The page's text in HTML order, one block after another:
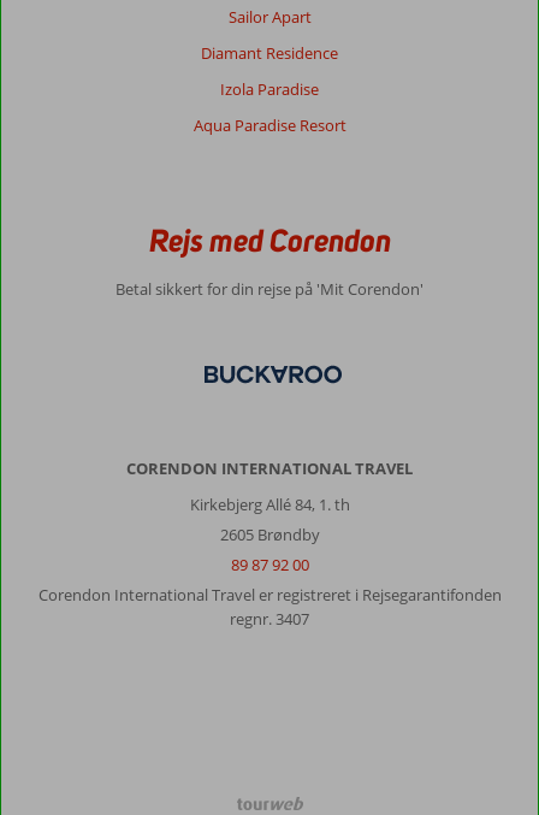
Sailor Apart
Diamant Residence
Izola Paradise
Aqua Paradise Resort
Rejs med Corendon
Betal sikkert for din rejse på 'Mit Corendon'
CORENDON INTERNATIONAL TRAVEL
Kirkebjerg Allé 84, 1. th
2605 Brøndby
89 87 92 00
Corendon International Travel er registreret i Rejsegarantifonden
regnr. 3407
TourWeb